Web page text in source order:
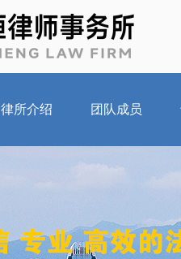
律所介绍 团队成员